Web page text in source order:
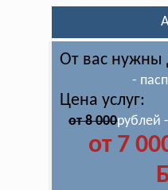
От вас нужны
-
Цена услуг:
от 8 000рублей
от 7